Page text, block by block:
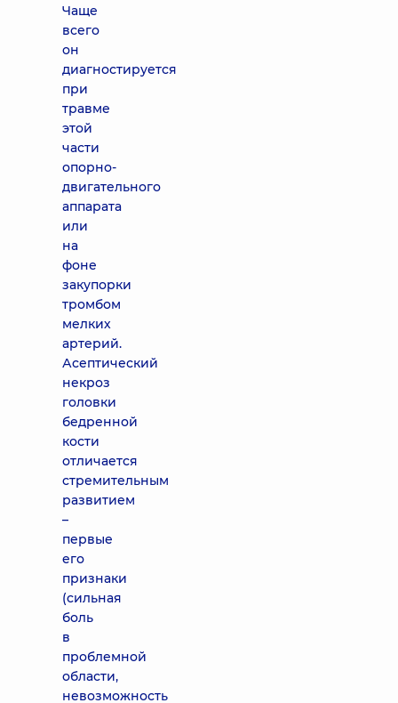
Чаще
всего
он
диагностируется
при
травме
этой
части
опорно-
двигательного
аппарата
или
на
фоне
закупорки
тромбом
мелких
артерий.
Асептический
некроз
головки
бедренной
кости
отличается
стремительным
развитием
–
первые
его
признаки
(сильная
боль
в
проблемной
области,
невозможность